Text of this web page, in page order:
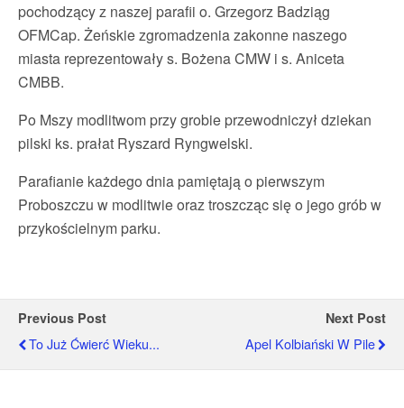
pochodzący z naszej parafii o. Grzegorz Badziąg
OFMCap. Żeńskie zgromadzenia zakonne naszego
miasta reprezentowały s. Bożena CMW i s. Aniceta
CMBB.
Po Mszy modlitwom przy grobie przewodniczył dziekan
pilski ks. prałat Ryszard Ryngwelski.
Parafianie każdego dnia pamiętają o pierwszym
Proboszczu w modlitwie oraz troszcząc się o jego grób w
przykościelnym parku.
Previous Post
To Już Ćwierć Wieku...
Next Post
Apel Kolbiański W Pile